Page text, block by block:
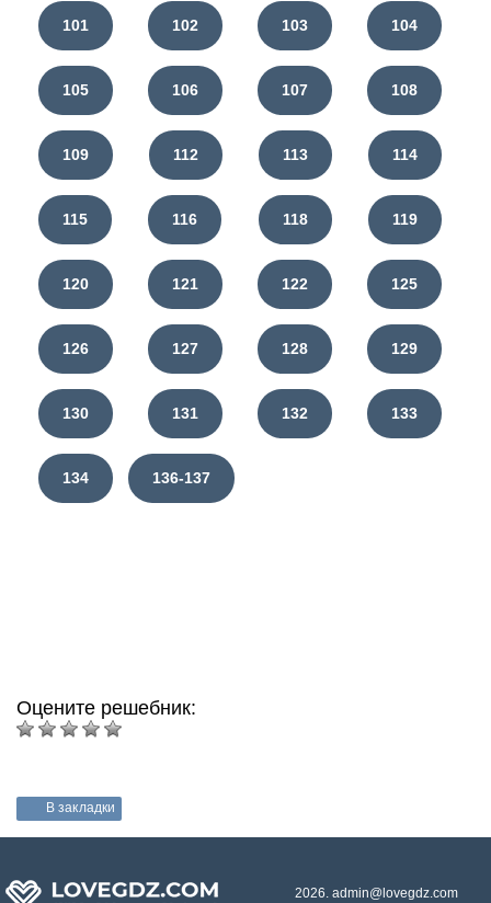
101 102 103 104
105 106 107 108
109 112 113 114
115 116 118 119
120 121 122 125
126 127 128 129
130 131 132 133
134 136-137
Оцените решебник:
В закладки
2026. admin@lovegdz.com